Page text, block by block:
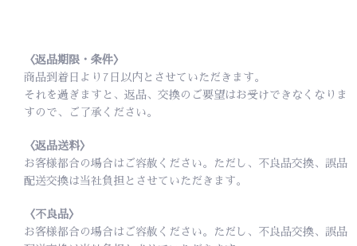
〈返品期限・条件〉
商品到着日より7日以内とさせていただきます。
それを過ぎますと、返品、交換のご要望はお受けできなくなりま
すので、ご了承ください。
〈返品送料〉
お客様都合の場合はご容赦ください。ただし、不良品交換、誤品
配送交換は当社負担とさせていただきます。
〈不良品〉
お客様都合の場合はご容赦ください。ただし、不良品交換、誤品